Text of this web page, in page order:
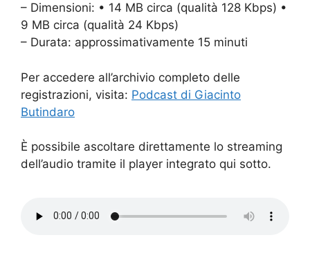
– Dimensioni: • 14 MB circa (qualità 128 Kbps) •
9 MB circa (qualità 24 Kbps)
– Durata: approssimativamente 15 minuti
Per accedere all’archivio completo delle
registrazioni, visita: Podcast di Giacinto
Butindaro
È possibile ascoltare direttamente lo streaming
dell’audio tramite il player integrato qui sotto.